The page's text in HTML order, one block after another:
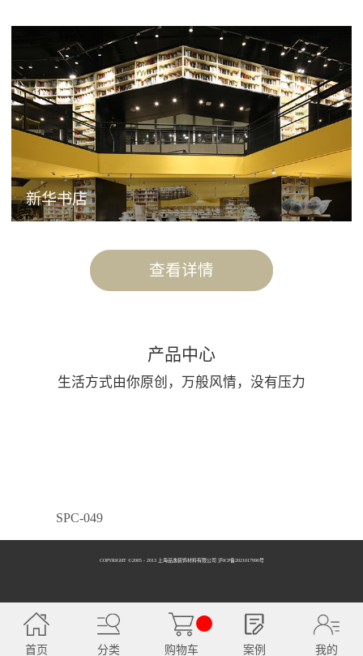
新华书店
查看详情
产品中心
生活方式由你原创，万般风情，没有压力
SPC-049
SPC-050
COPYRIGHT ©2005 - 2013 上海品逸装饰材料有限公司 泸ICP备2021017990号
首页 分类 购物车 案例 我的